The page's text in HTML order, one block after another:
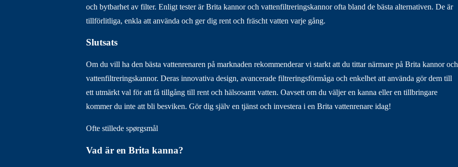
och bytbarhet av filter. Enligt tester är Brita kannor och vattenfiltreringskannor ofta bland de bästa alternativen. De är
tillförlitliga, enkla att använda och ger dig rent och fräscht vatten varje gång.
Slutsats
Om du vill ha den bästa vattenrenaren på marknaden rekommenderar vi starkt att du tittar närmare på Brita kannor och
vattenfiltreringskannor. Deras innovativa design, avancerade filtreringsförmåga och enkelhet att använda gör dem till
ett utmärkt val för att få tillgång till rent och hälsosamt vatten. Oavsett om du väljer en kanna eller en tillbringare
kommer du inte att bli besviken. Gör dig själv en tjänst och investera i en Brita vattenrenare idag!
Ofte stillede spørgsmål
Vad är en Brita kanna?